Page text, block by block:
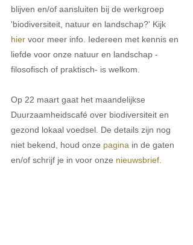
blijven en/of aansluiten bij de werkgroep
'biodiversiteit, natuur en landschap?' Kijk
hier voor meer info. Iedereen met kennis en
liefde voor onze natuur en landschap -
filosofisch of praktisch- is welkom.
Op 22 maart gaat het maandelijkse
Duurzaamheidscafé over biodiversiteit en
gezond lokaal voedsel. De details zijn nog
niet bekend, houd onze pagina in de gaten
en/of schrijf je in voor onze nieuwsbrief